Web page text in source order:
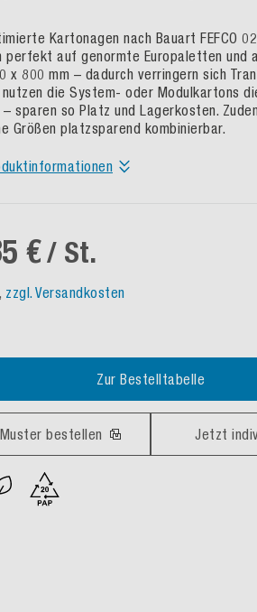
Kartonagen nach Bauart FEFCO
perfekt auf genormte Europaletten und
x 800 mm – dadurch verringern sich
nutzen die System- oder Modulkartons
sparen so Platz und Lagerkosten.
Größen platzsparend kombinierbar.
€/ St.
zzgl. Versandkosten
Zur Bestelltabelle
bestellen Jetzt